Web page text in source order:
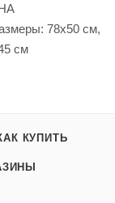
78x50 см,
см
КУПИТЬ